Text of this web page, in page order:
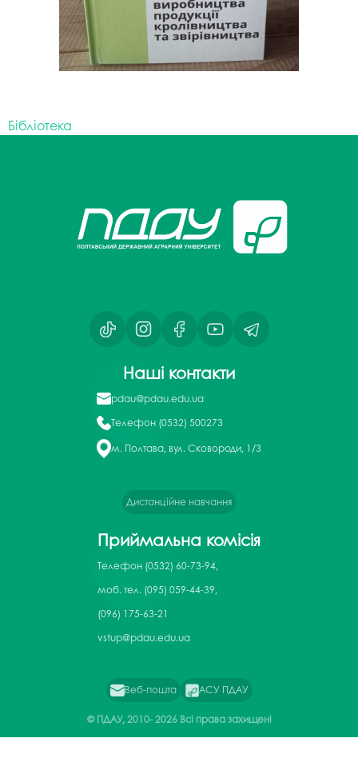
Бібліотека
Наші контакти
pdau@pdau.edu.ua
Телефон (0532) 500273
м. Полтава, вул. Сковороди, 1/3
Дистанційне навчання
Приймальна комісія
Телефон (0532) 60-73-94,
моб. тел. (095) 059-44-39,
(096) 175-63-21
vstup@pdau.edu.ua
Веб-пошта АСУ ПДАУ
© ПДАУ, 2010-2026 Всі права захищені